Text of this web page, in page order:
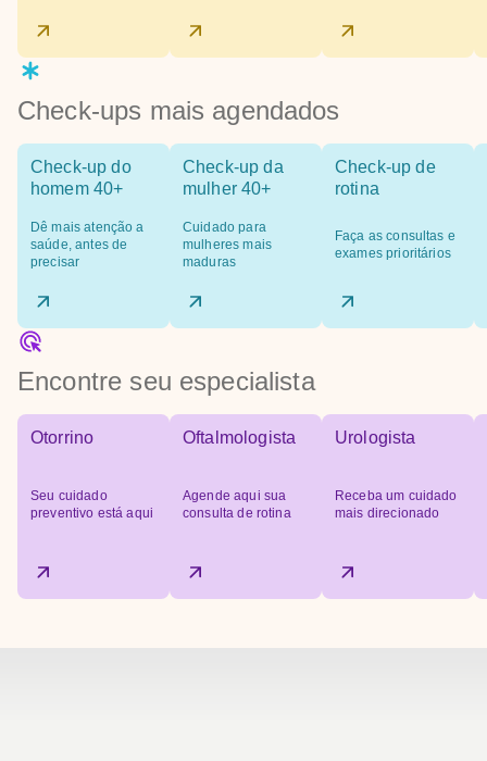
Check-ups mais agendados
Check-up do
homem 40+
Dê mais atenção a
saúde, antes de
precisar
Check-up da
mulher 40+
Cuidado para
mulheres mais
maduras
Check-up de
rotina
Faça as consultas e
exames prioritários
Encontre seu especialista
Otorrino
Seu cuidado
preventivo está aqui
Oftalmologista
Agende aqui sua
consulta de rotina
Urologista
Receba um cuidado
mais direcionado